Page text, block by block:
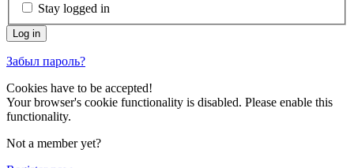
Stay logged in
Забыл пароль?
Cookies have to be accepted!
Your browser's cookie functionality is disabled. Please enable this
functionality.
Not a member yet?